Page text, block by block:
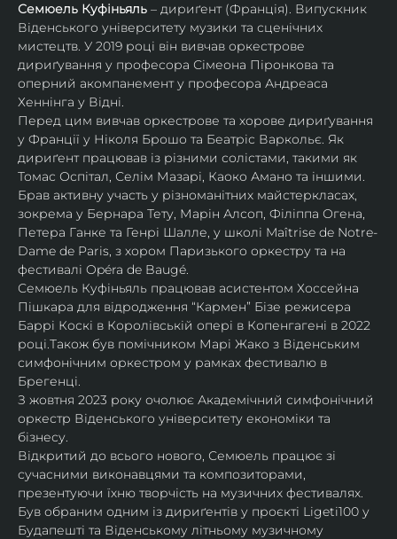
Семюель Куфіньяль – дириґент (Франція). Випускник
Віденського університету музики та сценічних
мистецтв. У 2019 році він вивчав оркестрове
дириґування у професора Сімеона Піронкова та
оперний акомпанемент у професора Андреаса
Хеннінга у Відні.
Перед цим вивчав оркестрове та хорове дириґування
у Франції у Ніколя Брошо та Беатріс Варкольє. Як
дириґент працював із різними солістами, такими як
Томас Оспітал, Селім Мазарі, Каоко Амано та іншими.
Брав активну участь у різноманітних майстеркласах,
зокрема у Бернара Тету, Марін Алсоп, Філіппа Огена,
Петера Ганке та Генрі Шалле, у школі Maîtrise de Notre-
Dame de Paris, з хором Паризького оркестру та на
фестивалі Opéra de Baugé.
Семюель Куфіньяль працював асистентом Хоссейна
Пішкара для відродження “Кармен” Бізе режисера
Баррі Коскі в Королівській опері в Копенгагені в 2022
році.Також був помічником Марі Жако з Віденським
симфонічним оркестром у рамках фестивалю в
Брегенці.
З жовтня 2023 року очолює Академічний симфонічний
оркестр Віденського університету економіки та
бізнесу.
Відкритий до всього нового, Семюель працює зі
сучасними виконавцями та композиторами,
презентуючи їхню творчість на музичних фестивалях.
Був обраним одним із дириґентів у проєкті Ligeti100 у
Будапешті та Віденському літньому музичному